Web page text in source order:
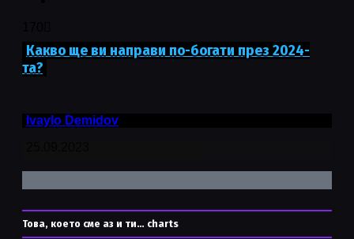
Какво ще ви направи по-богати през 2024-
та?
Ivaylo Demidov
Това, което сме аз и ти… charts